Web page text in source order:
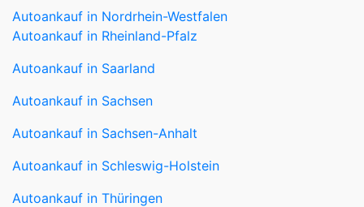
Autoankauf in Nordrhein-Westfalen
Autoankauf in Rheinland-Pfalz
Autoankauf in Saarland
Autoankauf in Sachsen
Autoankauf in Sachsen-Anhalt
Autoankauf in Schleswig-Holstein
Autoankauf in Thüringen